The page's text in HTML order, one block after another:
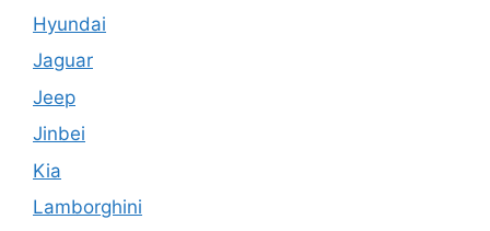
Hyundai
Jaguar
Jeep
Jinbei
Kia
Lamborghini